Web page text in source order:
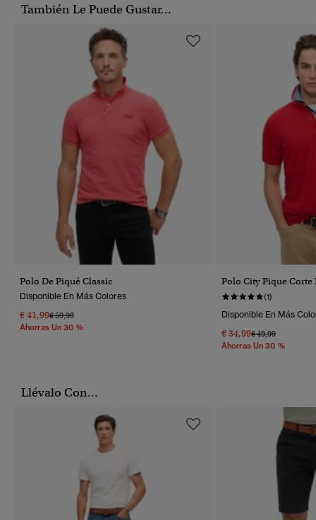
También Le Puede Gustar...
Polo De Piqué Classic
Disponible En Más Colores
€ 41,99Precio Rebajado De
€ 59,99A
Ahorras Un 30 %
Polo City Pique Corte
(1)
Disponible En Más
€ 34,99Precio Rebajado
€ 49,99A
Ahorras Un 30 %
Llévalo Con...